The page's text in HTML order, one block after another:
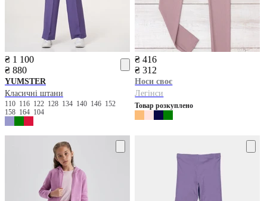
₴ 1 100
₴ 880
YUMSTER
Класичні штани
110 116 122 128 134 140 146 152
158 164 104
₴ 416
₴ 312
Носи своє
Легінси
Товар розкуплено